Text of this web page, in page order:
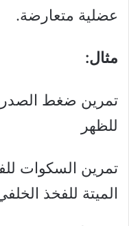
عضلية متعارضة.
مثال:
تمرين ضغط الصدر
للظهر
تمرين السكوات
الميتة للفخذ